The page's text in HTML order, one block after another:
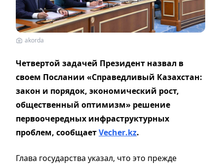
akorda
Четвертой задачей Президент назвал в
своем Послании «Справедливый Казахстан:
закон и порядок, экономический рост,
общественный оптимизм» решение
первоочередных инфраструктурных
проблем, сообщаетVecher.kz.
Глава государства указал, что это прежде